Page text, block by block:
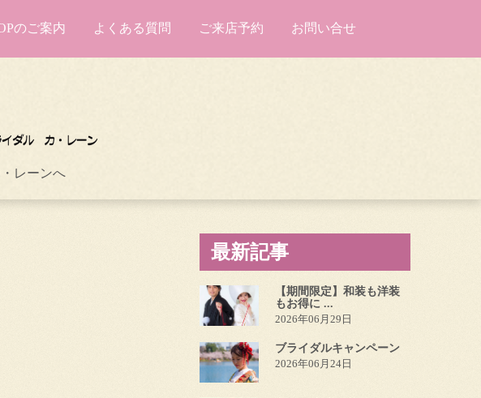
のご案内 よくある質問 ご来店予約 お問い合せ
レーンへ
最新記事
【期間限定】和装も洋装
もお得に ...
2026年06月29日
ブライダルキャンペーン
2026年06月24日